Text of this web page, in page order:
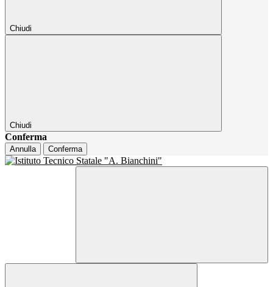
Chiudi
Chiudi
Conferma
Annulla Conferma